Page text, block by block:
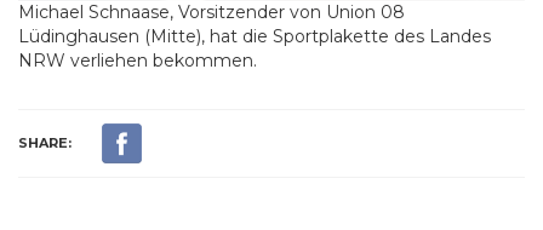
Michael Schnaase, Vorsitzender von Union 08
Lüdinghausen (Mitte), hat die Sportplakette des Landes
NRW verliehen bekommen.
SHARE: